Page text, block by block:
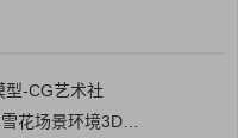
型-CG艺术社
模型合辑-CG艺术社